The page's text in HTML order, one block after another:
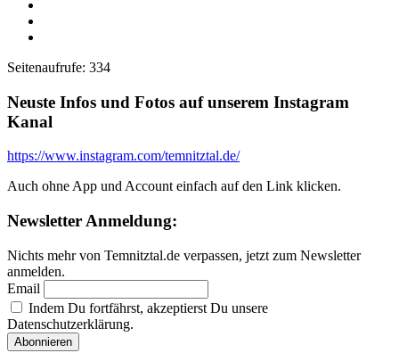
Seitenaufrufe: 334
Neuste Infos und Fotos auf unserem Instagram
Kanal
https://www.instagram.com/temnitztal.de/
Auch ohne App und Account einfach auf den Link klicken.
Newsletter Anmeldung:
Nichts mehr von Temnitztal.de verpassen, jetzt zum Newsletter
anmelden.
Email
Indem Du fortfährst, akzeptierst Du unsere
Datenschutzerklärung.